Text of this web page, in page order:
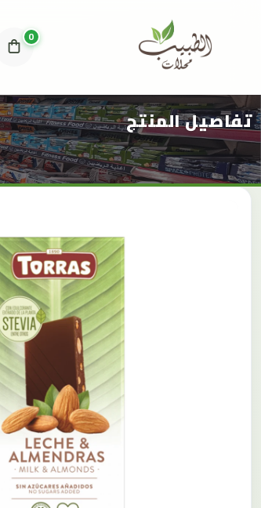
0
تفاصيل المنتج